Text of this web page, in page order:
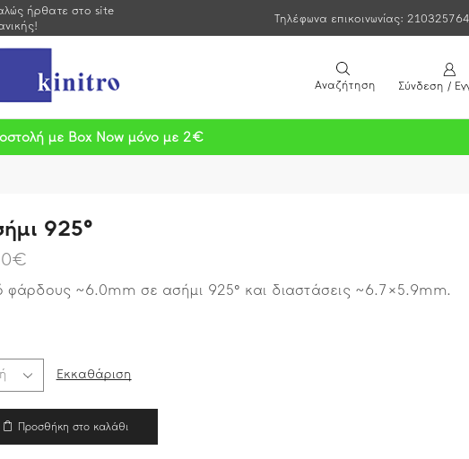
ήρθατε στο site
Τηλέφωνα επικοινωνίας:
Αναζήτηση Σύνδεση /
με Box Now μόνο με 2€
925°
€
φάρδους ~6.0mm σε ασήμι 925° και διαστάσεις ~6.7×5.9mm.
Εκκαθάριση
Προσθήκη στο καλάθι